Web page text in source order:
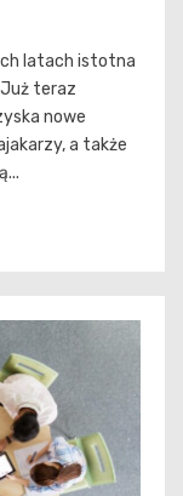
latach istotna
teraz
nowe
a także